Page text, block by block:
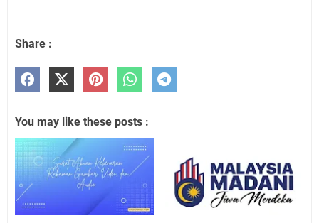
Share :
You may like these posts :